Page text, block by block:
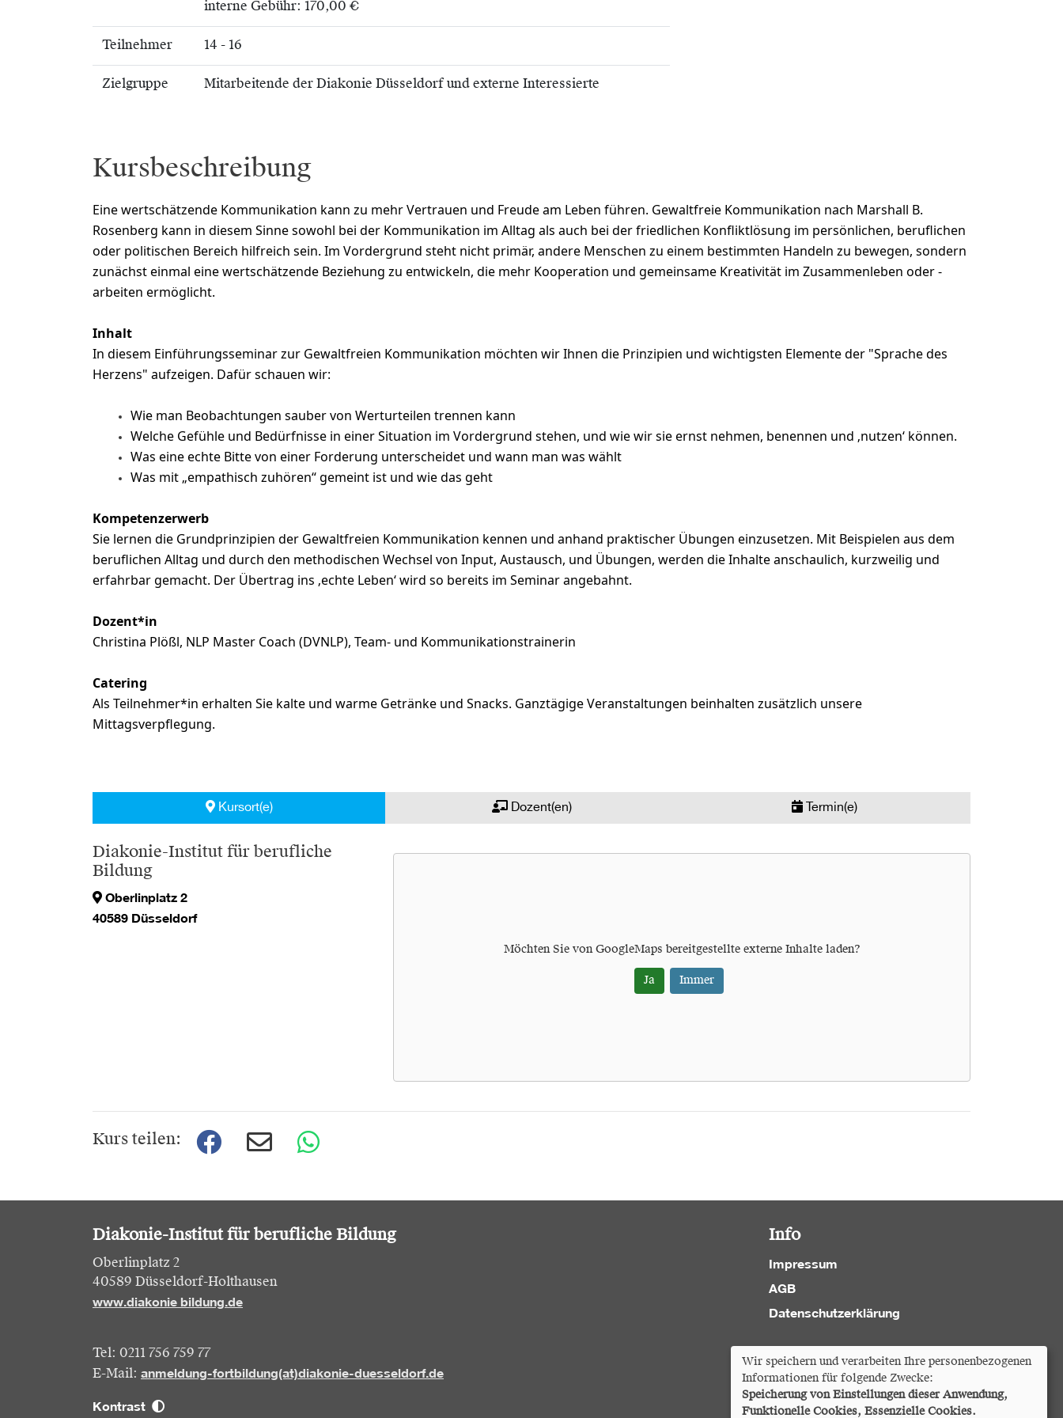
interne Gebühr: 170,00 €
Teilnehmer 14 - 16
Zielgruppe Mitarbeitende der Diakonie Düsseldorf und externe Interessierte
Kursbeschreibung
Eine wertschätzende Kommunikation kann zu mehr Vertrauen und Freude am Leben führen. Gewaltfreie Kommunikation nach Marshall B.
Rosenberg kann in diesem Sinne sowohl bei der Kommunikation im Alltag als auch bei der friedlichen Konfliktlösung im persönlichen, beruflichen
oder politischen Bereich hilfreich sein. Im Vordergrund steht nicht primär, andere Menschen zu einem bestimmten Handeln zu bewegen, sondern
zunächst einmal eine wertschätzende Beziehung zu entwickeln, die mehr Kooperation und gemeinsame Kreativität im Zusammenleben oder -
arbeiten ermöglicht.
Inhalt
In diesem Einführungsseminar zur Gewaltfreien Kommunikation möchten wir Ihnen die Prinzipien und wichtigsten Elemente der "Sprache des
Herzens" aufzeigen. Dafür schauen wir:
Wie man Beobachtungen sauber von Werturteilen trennen kann
Welche Gefühle und Bedürfnisse in einer Situation im Vordergrund stehen, und wie wir sie ernst nehmen, benennen und ‚nutzen‘ können.
Was eine echte Bitte von einer Forderung unterscheidet und wann man was wählt
Was mit „empathisch zuhören“ gemeint ist und wie das geht
Kompetenzerwerb
Sie lernen die Grundprinzipien der Gewaltfreien Kommunikation kennen und anhand praktischer Übungen einzusetzen. Mit Beispielen aus dem
beruflichen Alltag und durch den methodischen Wechsel von Input, Austausch, und Übungen, werden die Inhalte anschaulich, kurzweilig und
erfahrbar gemacht. Der Übertrag ins ‚echte Leben‘ wird so bereits im Seminar angebahnt.
Dozent*in
Christina Plößl, NLP Master Coach (DVNLP), Team- und Kommunikationstrainerin
Catering
Als Teilnehmer*in erhalten Sie kalte und warme Getränke und Snacks. Ganztägige Veranstaltungen beinhalten zusätzlich unsere
Mittagsverpflegung.
Kursort(e) Dozent(en) Termin(e)
Diakonie-Institut für berufliche
Bildung
Oberlinplatz 2
40589 Düsseldorf
Möchten Sie von GoogleMaps bereitgestellte externe Inhalte laden?
Ja Immer
Kurs teilen:
Diakonie-Institut für berufliche Bildung
Oberlinplatz 2
40589 Düsseldorf-Holthausen
www.diakonie bildung.de
Tel: 0211 756 759 77
E-Mail: anmeldung-fortbildung(at)diakonie-duesseldorf.de
Info
Impressum
AGB
Datenschutzerklärung
Cookie Einstellungen
Kontrast
Wir speichern und verarbeiten Ihre personenbezogenen
Informationen für folgende Zwecke:
Speicherung von Einstellungen dieser Anwendung,
Funktionelle Cookies, Essenzielle Cookies.